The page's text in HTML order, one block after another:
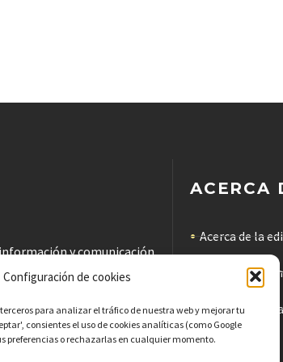
Configuración de cookies
para analizar el tráfico de nuestra web y mejorar tu
consientes el uso de cookies analíticas (como Google
preferencias o rechazarlas en cualquier momento.
y comunicación
académica
ACERCA
Acerca de la
Cómo
Código de ética
Publicidad